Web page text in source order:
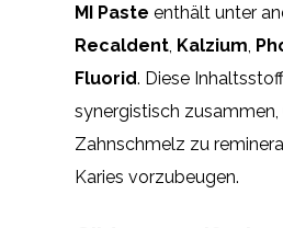
MI Paste enthält unter
Recaldent, Kalzium,
Fluorid. Diese
synergistisch zusammen,
Zahnschmelz zu
Karies vorzubeugen.